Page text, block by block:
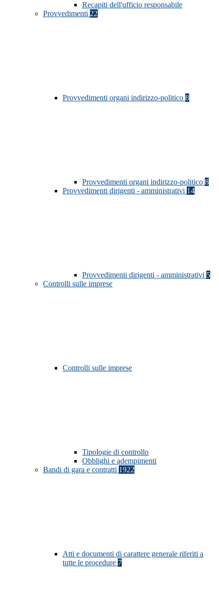
Recapiti dell'ufficio responsabile
Provvedimenti 22
Provvedimenti organi indirizzo-politico 8
Provvedimenti organi indirizzo-politico 8
Provvedimenti dirigenti - amministrativi 14
Provvedimenti dirigenti - amministrativi 5
Controlli sulle imprese
Controlli sulle imprese
Tipologie di controllo
Obblighi e adempimenti
Bandi di gara e contratti 1922
Atti e documenti di carattere generale riferiti a
tutte le procedure 7